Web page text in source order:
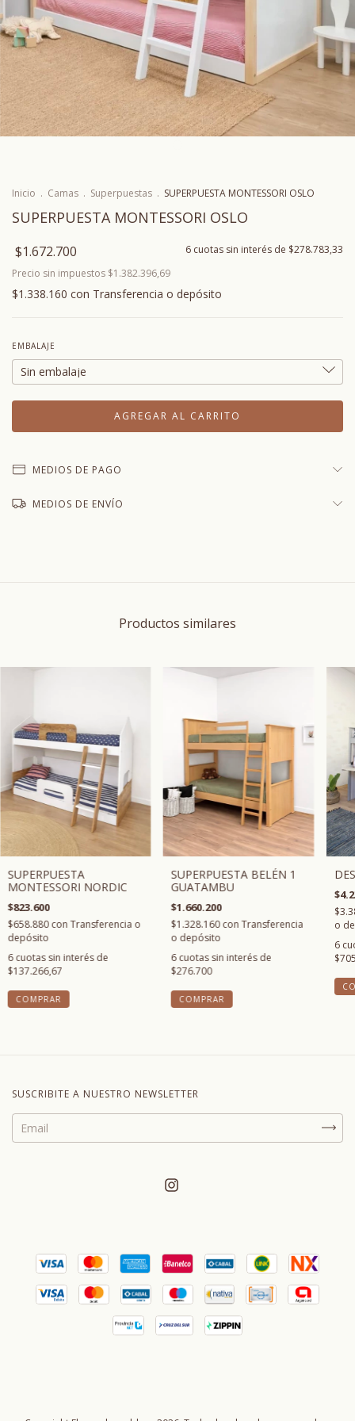
Inicio . Camas . Superpuestas . SUPERPUESTA MONTESSORI OSLO
SUPERPUESTA MONTESSORI OSLO
$1.672.700 6 cuotas sin interés de $278.783,33
Precio sin impuestos $1.382.396,69
$1.338.160 con Transferencia o depósito
EMBALAJE
MEDIOS DE PAGO
MEDIOS DE ENVÍO
Productos similares
SUPERPUESTA
MONTESSORI NORDIC
$823.600
$658.880con Transferencia o
depósito
6cuotas sin interés de
$137.266,67
COMPRAR
SUPERPUESTA BELÉN 1
GUATAMBU
$1.660.200
$1.328.160con Transferencia
o depósito
6cuotas sin interés de
$276.700
COMPRAR
o
6
SUSCRIBITE A NUESTRO NEWSLETTER